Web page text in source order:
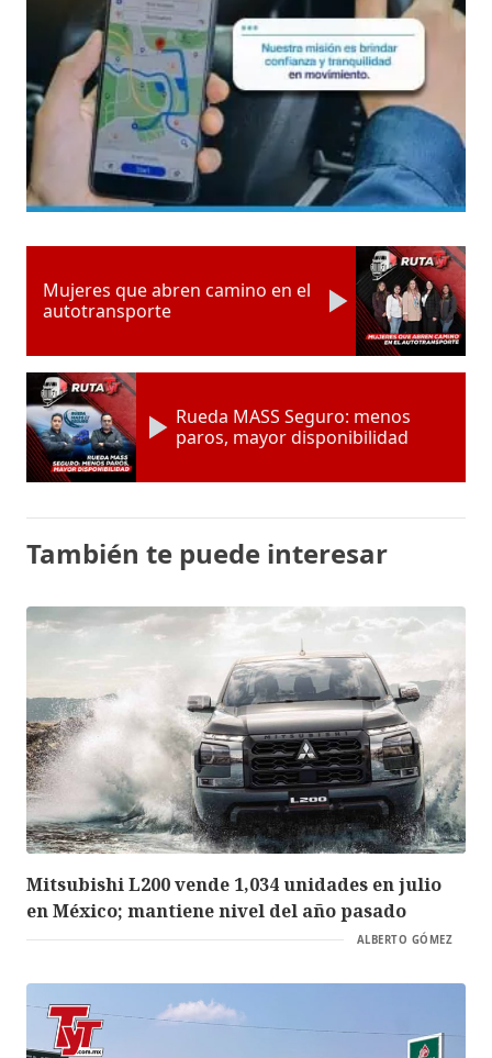
Mujeres que abren camino en el
autotransporte
Rueda MASS Seguro: menos
paros, mayor disponibilidad
También te puede interesar
Mitsubishi L200 vende 1,034 unidades en julio
en México; mantiene nivel del año pasado
ALBERTO GÓMEZ